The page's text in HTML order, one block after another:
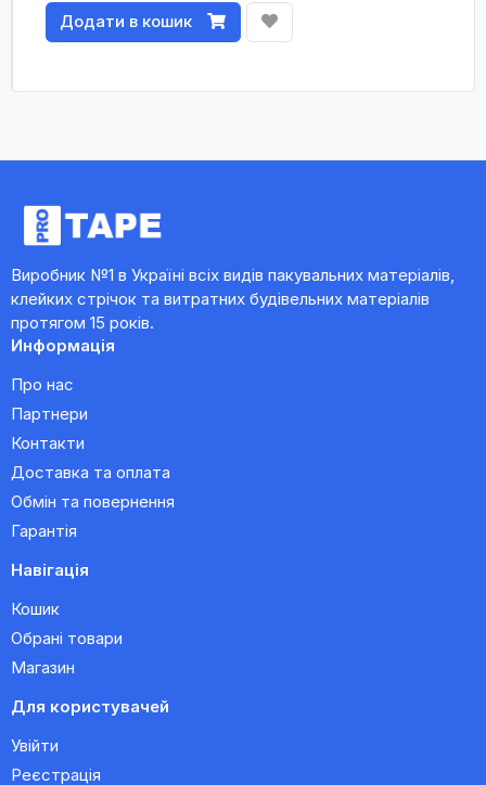
Додати в кошик
Виробник №1 в Україні всіх видів пакувальних матеріалів,
клейких стрічок та витратних будівельних матеріалів
протягом 15 років.
Информація
Про нас
Партнери
Контакти
Доставка та оплата
Обмін та повернення
Гарантія
Навігація
Кошик
Обрані товари
Магазин
Для користувачей
Увійти
Реєстрація